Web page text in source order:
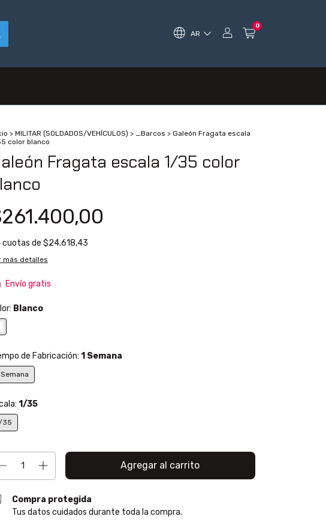
AR
0
> MILITAR (SOLDADOS/VEHÍCULOS) > _Barcos > Galeón Fragata escala
color blanco
Fragata escala 1/35 color
cuotas de $24.618,43
más detalles
Envío gratis
Blanco
de Fabricación: 1 Semana
Semana
1/35
35
Compra protegida
Tus datos cuidados durante toda la compra.